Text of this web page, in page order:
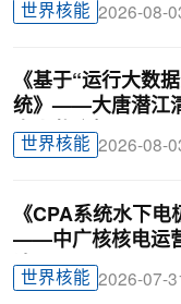
世界核能 2026-08-
《基于“运行大数
统》——大唐潜江
责人戴迎根
世界核能 2026-08-
《CPA系统水下电
——中广核核电运
达
世界核能 2026-07-